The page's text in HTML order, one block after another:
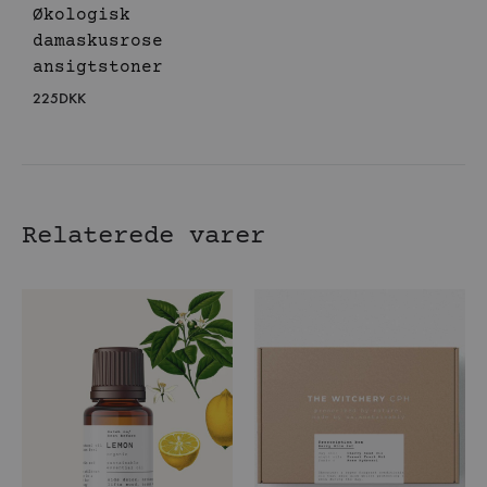
Økologisk
damaskusrose
ansigtstoner
225DKK
Relaterede varer